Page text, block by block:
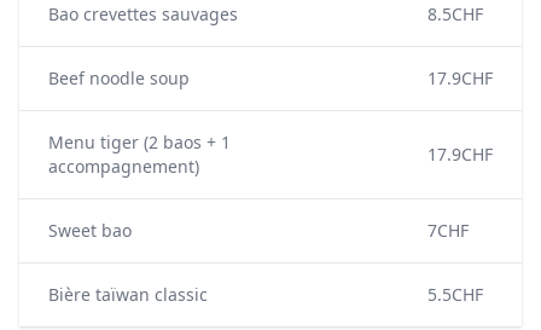
Bao crevettes sauvages 8.5CHF
Beef noodle soup 17.9CHF
Menu tiger (2 baos + 1
accompagnement)
17.9CHF
Sweet bao 7CHF
Bière taïwan classic 5.5CHF